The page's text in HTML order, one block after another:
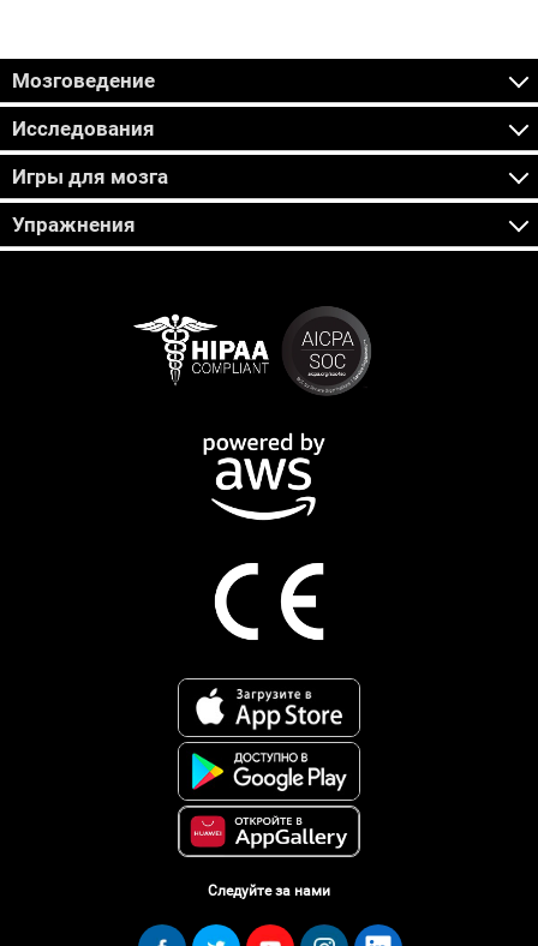
Мозговедение
Исследования
Игры для мозга
Упражнения
Следуйте за нами